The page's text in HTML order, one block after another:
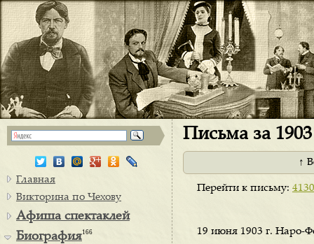
Письма за
↑
Перейти к письму: 4130
19 июня 1903 г. Наро-
Главная
Викторина по Чехову
Афиша спектаклей
Биография166